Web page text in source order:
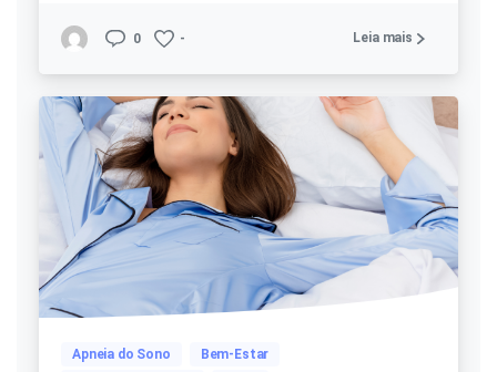
0 - Leia mais
Apneia do Sono
Bem-Estar